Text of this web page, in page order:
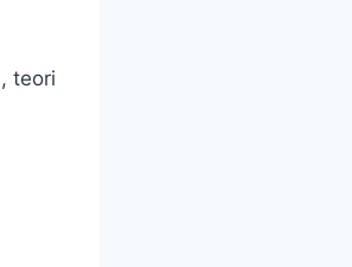
teori